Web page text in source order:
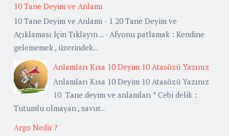
10 Tane Deyim ve Anlamı
10 Tane Deyim ve Anlamı - 1 20 Tane Deyim ve
Açıklaması İçin Tıklayın ... - Afyonu patlamak : Kendine
gelememek , üzerindek...
Anlamları Kısa 10 Deyim 10 Atasözü Yazınız
Anlamları Kısa 10 Deyim 10 Atasözü Yazınız
10 Tane deyim ve anlamları * Cebi delik :
Tutumlu olmayan , savur...
Argo Nedir ?